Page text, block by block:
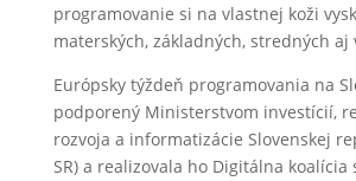
programovanie si na vlastnej koži
materských, základných, stredných aj
Európsky týždeň programovania na
podporený Ministerstvom investícií,
rozvoja a informatizácie Slovenskej
SR) a realizovala ho Digitálna koalícia